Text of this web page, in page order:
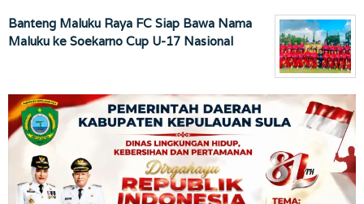
Banteng Maluku Raya FC Siap Bawa Nama
Maluku ke Soekarno Cup U-17 Nasional